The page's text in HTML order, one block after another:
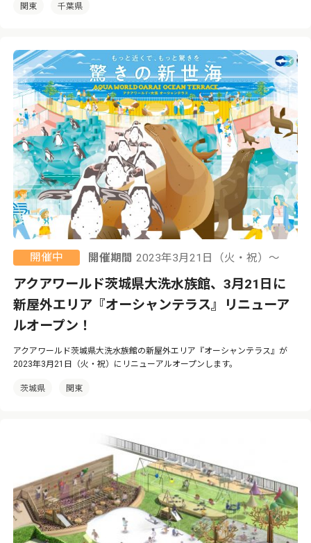
関東 千葉県
開催中 開催期間 2023年3月21日（火・祝）〜
アクアワールド茨城県大洗水族館、3月21日に
新屋外エリア『オーシャンテラス』リニューア
ルオープン！
アクアワールド茨城県大洗水族館の新屋外エリア『オーシャンテラス』が
2023年3月21日（火・祝）にリニューアルオープンします。
茨城県 関東